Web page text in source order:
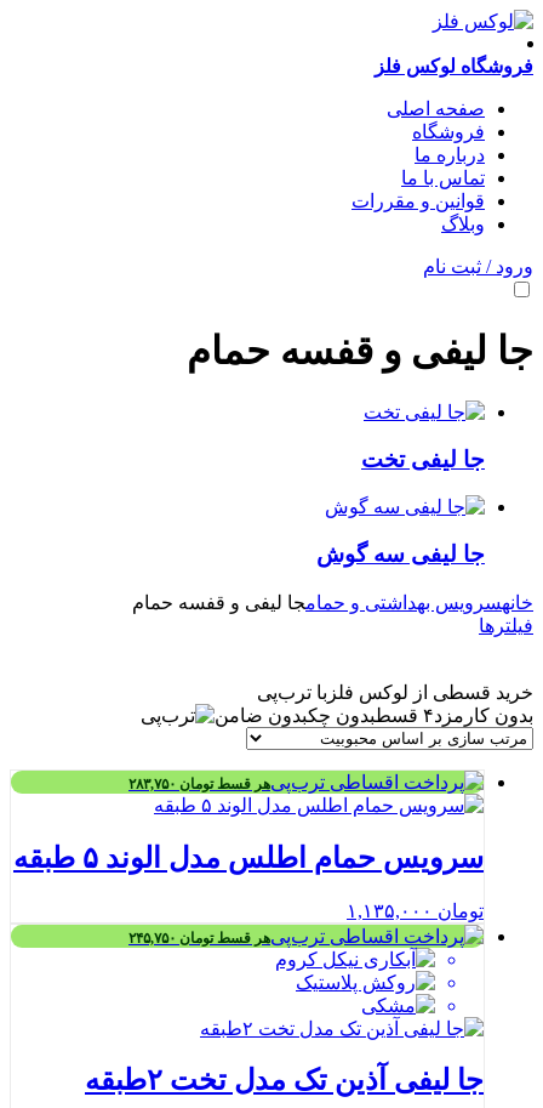
فروشگاه لوکس فلز
صفحه اصلی
فروشگاه
درباره ما
تماس با ما
قوانین و مقررات
وبلاگ
ورود / ثبت نام
جا لیفی و قفسه حمام
جا لیفی تخت
جا لیفی سه گوش
خانهسرویس بهداشتی و حمامجا لیفی و قفسه حمام
فیلترها
خرید قسطی از لوکس فلز با ترب‌پی
بدون کارمزد۴ قسط بدون چکبدون ضامن
هر قسطتومان
سرویس حمام اطلس مدل الوند ۵ طبقه
تومان
هر قسطتومان
جا لیفی آذین تک مدل تخت ۲طبقه